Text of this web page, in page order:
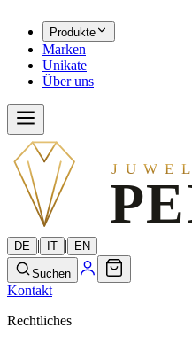
Produkte
Marken
Unikate
Über uns
DE | IT | EN
Suchen
Kontakt
Rechtliches